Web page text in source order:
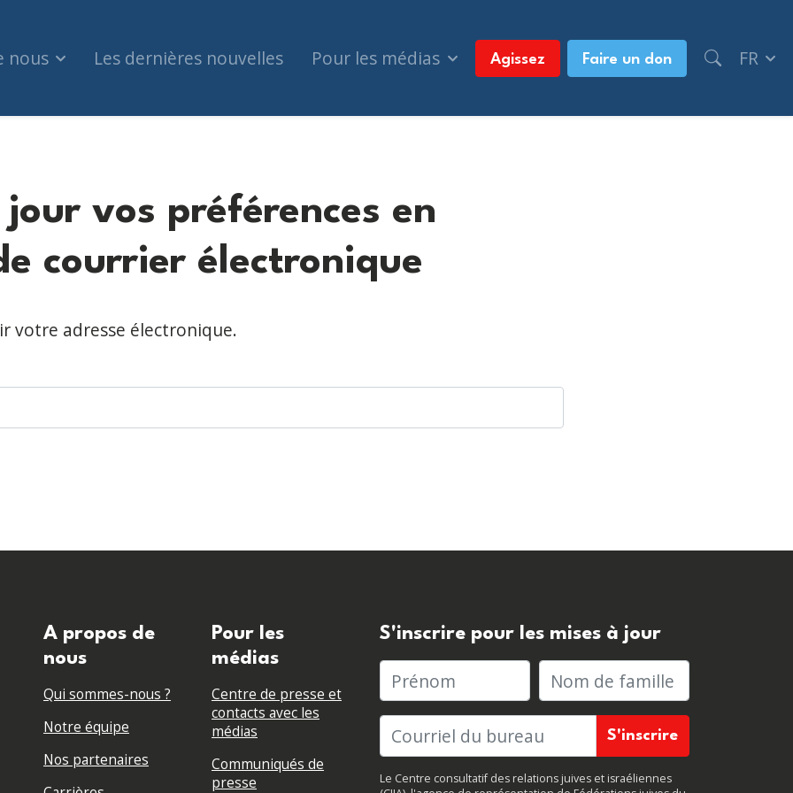
nous Les dernières nouvelles Pour les médias Agissez Faire un don FR
vos préférences en
courrier électronique
votre adresse électronique.
A propos de
nous
Qui sommes-nous ?
Notre équipe
Nos partenaires
Pour les
médias
Centre de presse et
contacts avec les
médias
Communiqués de
presse
S'inscrire pour les mises à jour
Prénom Nom de famille
Le Centre consultatif des relations juives et israéliennes